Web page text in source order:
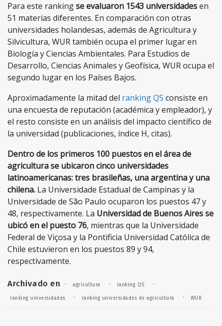
Para este rankingse evaluaron 1543 universidadesen
51 materias diferentes. En comparación con otras
universidades holandesas, además de Agricultura y
Silvicultura, WUR también ocupa el primer lugar en
Biología y Ciencias Ambientales. Para Estudios de
Desarrollo, Ciencias Animales y Geofísica, WUR ocupa el
segundo lugar en los Países Bajos.
Aproximadamente la mitad del ranking QS consiste en
una encuesta de reputación (académica y empleador), y
el resto consiste en un análisis del impacto científico de
la universidad (publicaciones, índice H, citas).
Dentro de los primeros 100 puestos en el área de
agricultura se ubicaron cinco universidades
latinoamericanas: tres brasileñas, una argentina y una
chilena. La Universidade Estadual de Campinas y la
Universidade de São Paulo ocuparon los puestos 47 y
48, respectivamente. La Universidad de Buenos Aires se
ubicó en el puesto 76, mientras que la Universidade
Federal de Viçosa y la Pontificia Universidad Católica de
Chile estuvieron en los puestos 89 y 94,
respectivamente.
Archivado en · agricultura · ranking QS ·
ranking universidades · ranking universidades de agricultura · WUR